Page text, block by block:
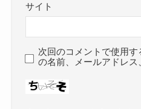
サイト
次回のコメントで使用
の名前、メールアドレス